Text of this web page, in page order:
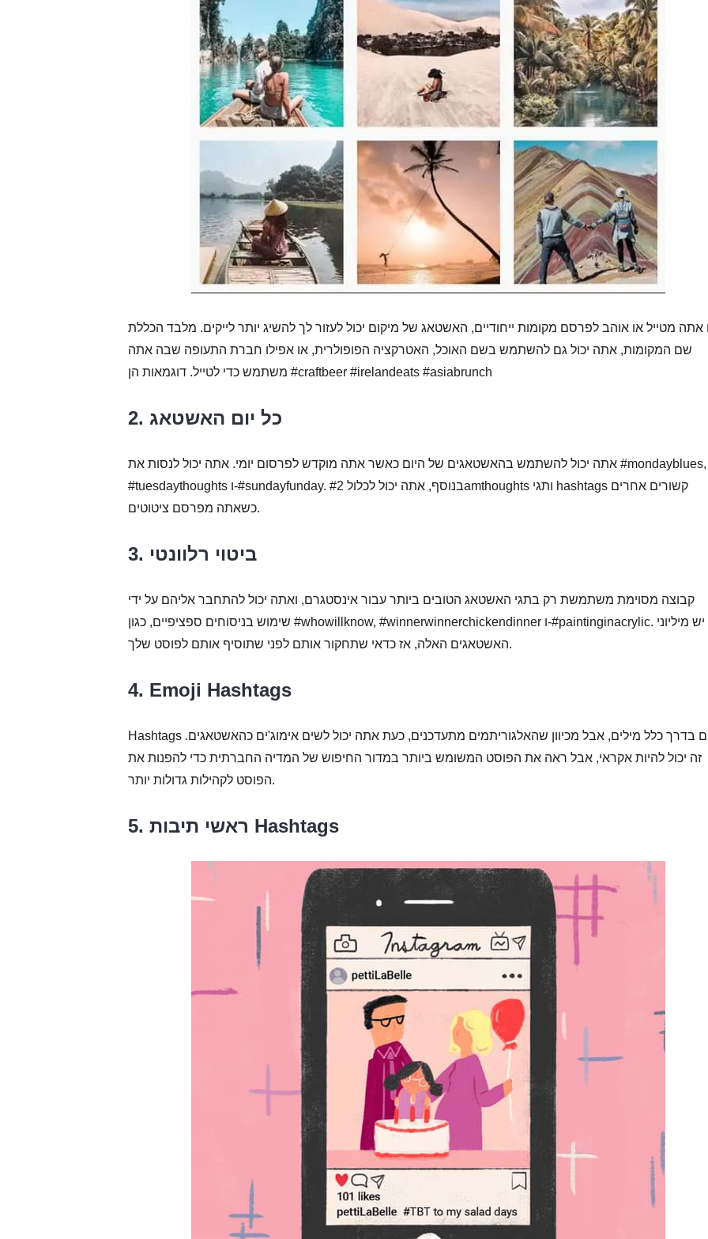
מטייל או אוהב לפרסם מקומות ייחודיים, האשטאג של מיקום יכול לעזור לך להשיג יותר לייקים. מלבד הכללת
שם המקומות, אתה יכול גם להשתמש בשם האוכל, האטרקציה הפופולרית, או אפילו חברת התעופה שבה אתה
משתמש כדי לטייל. דוגמאות הן #craftbeer #irelandeats #asiabrunch
2. כל יום האשטאג
אתה יכול להשתמש בהאשטאגים של היום כאשר אתה מוקדש לפרסום יומי. אתה יכול לנסות את #mondayblues,
#tuesdaythoughts ו-#sundayfunday. בנוסף, אתה יכול לכלול #2amthoughts ותגי hashtags קשורים אחרים
כשאתה מפרסם ציטוטים.
3. ביטוי רלוונטי
קבוצה מסוימת משתמשת רק בתגי האשטאג הטובים ביותר עבור אינסטגרם, ואתה יכול להתחבר אליהם על ידי
שימוש בניסוחים ספציפיים, כגון #whowillknow, #winnerwinnerchickendinner ו-#paintinginacrylic. יש מיליוני
האשטאגים האלה, אז כדאי שתחקור אותם לפני שתוסיף אותם לפוסט שלך.
4. Emoji Hashtags
Hashtags הם בדרך כלל מילים, אבל מכיוון שהאלגוריתמים מתעדכנים, כעת אתה יכול לשים אימוג'ים כהאשטאגים.
זה יכול להיות אקראי, אבל ראה את הפוסט המשומש ביותר במדור החיפוש של המדיה החברתית כדי להפנות את
הפוסט לקהילות גדולות יותר.
5. ראשי תיבות Hashtags